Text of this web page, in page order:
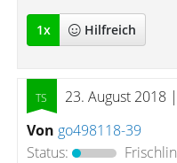
1x Hilfreich
23. August 2018
Von go498118-39
Status: